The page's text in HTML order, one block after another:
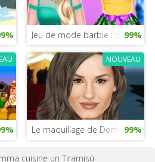
Jeu de mode barbie : ballerine
99%
NOUVEAU
Le maquillage de Demi Lovato
99%
cuisine un Tiramisú